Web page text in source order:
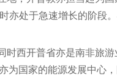
处于急速增长的阶段
西开普省亦是南非旅
国家的能源发展中心